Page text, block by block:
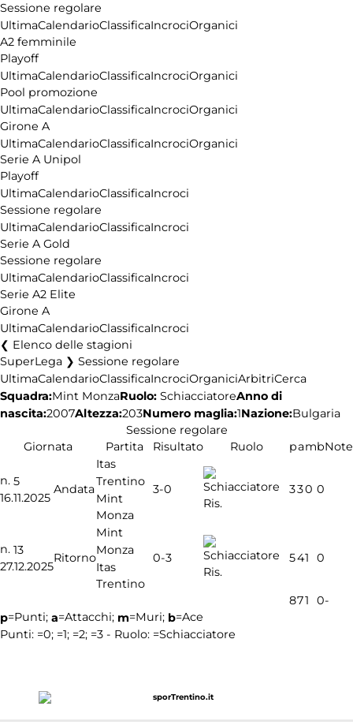
Sessione regolare
UltimaCalendarioClassificaIncrociOrganici
A2 femminile
Playoff
UltimaCalendarioClassificaIncrociOrganici
Pool promozione
UltimaCalendarioClassificaIncrociOrganici
Girone A
UltimaCalendarioClassificaIncrociOrganici
Serie A Unipol
Playoff
UltimaCalendarioClassificaIncroci
Sessione regolare
UltimaCalendarioClassificaIncroci
Serie A Gold
Sessione regolare
UltimaCalendarioClassificaIncroci
Serie A2 Elite
Girone A
UltimaCalendarioClassificaIncroci
Elenco delle stagioni
SuperLega ❯ Sessione regolare
UltimaCalendarioClassificaIncrociOrganiciArbitriCerca
Squadra:Mint MonzaRuolo: SchiacciatoreAnno di
nascita:2007Altezza:203Numero maglia:1Nazione:Bulgaria
Sessione regolare
Giornata
Partita Risultato Ruolo pambNote
n. 5
16.11.2025
Andata
Itas
Trentino
Mint
Monza
3-0
Ris.
330 0
n. 13
27.12.2025
Ritorno
Mint
Monza
Itas
Trentino
0-3
Ris.
541 0
871 0-
p=Punti; a=Attacchi; m=Muri; b=Ace
Punti: =0; =1; =2; =3 - Ruolo: =Schiacciatore